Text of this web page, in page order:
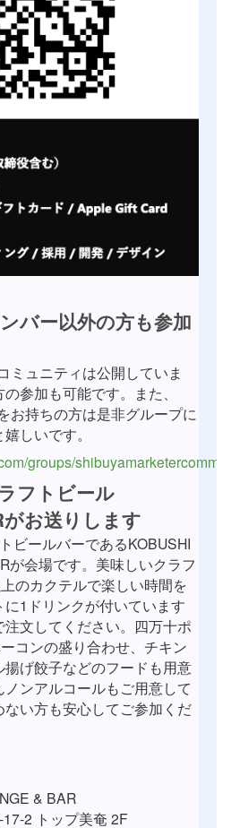
バー以外の方も参加
ミュニティは公開していま
参加も可能です。また、
お持ちの方は是非グループに
しいです。
groups/
フトビール
お送りします
ビールバーであるKOBUSHI
が会場です。美味しいクラフ
のカクテルで楽しい時間を
1ドリンクが付いています
文してください。四万十ポ
コンの盛り合わせ、チキン
げ餃子などのフードも用意
ンアルコールもご用意して
い方も安心してご参加くだ
& BAR
2 トップ美奄 2F